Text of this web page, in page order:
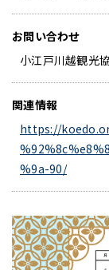
お問い合わせ
小江戸川越観
関連情報
https://
%9a-90/